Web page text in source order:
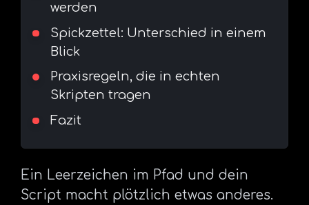
werden
Spickzettel: Unterschied in einem
Blick
Praxisregeln, die in echten
Skripten tragen
Fazit
Ein Leerzeichen im Pfad und dein
Script macht plötzlich etwas anderes.